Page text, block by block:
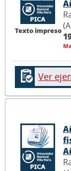
Texto impreso
Ver